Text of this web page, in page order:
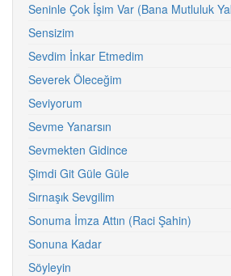
Seninle Çok İşim Var (Bana Mutluluk
Sensizim
Sevdim İnkar Etmedim
Severek Öleceğim
Seviyorum
Sevme Yanarsın
Sevmekten Gidince
Şimdi Git Güle Güle
Sırnaşık Sevgilim
Sonuma İmza Attın (Raci Şahin)
Sonuna Kadar
Söyleyin